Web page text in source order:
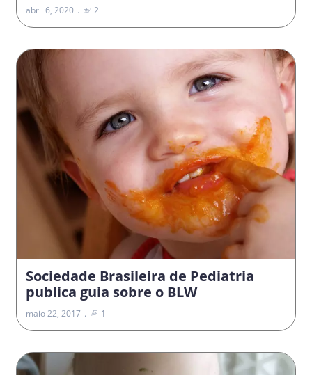
abril 6, 2020 2
Sociedade Brasileira de Pediatria
publica guia sobre o BLW
maio 22, 2017 1